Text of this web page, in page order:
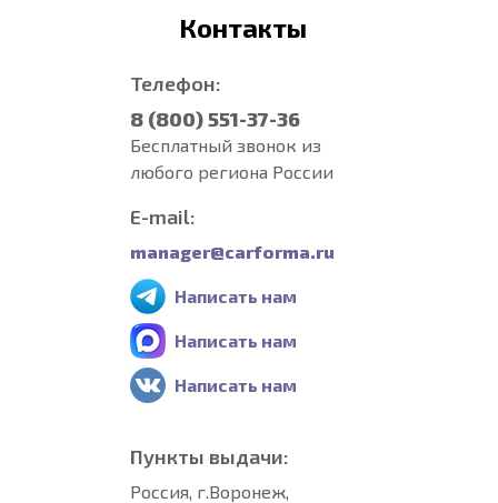
Контакты
Телефон:
8 (800) 551-37-36
Бесплатный звонок из
любого региона России
E-mail:
manager@carforma.ru
Написать нам
Написать нам
Написать нам
Пункты выдачи:
Россия, г.Воронеж,